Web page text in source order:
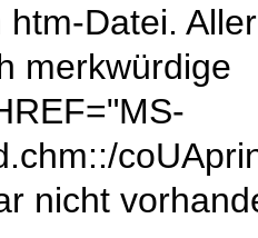
htm-Datei.
merkwürdige
nicht